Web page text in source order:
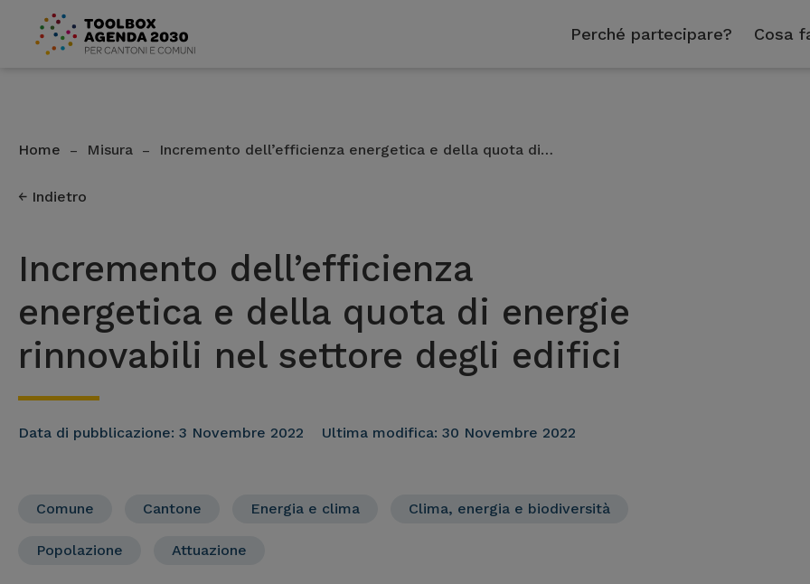
Perché partecipare? Cosa
Home – Misura – Incremento dell’efficienza energetica e della quota di…
Indietro
Incremento dell’efficienza
energetica e della quota di energie
rinnovabili nel settore degli edifici
Data di pubblicazione: 3 Novembre 2022 Ultima modifica: 30 Novembre 2022
Comune Cantone Energia e clima Clima, energia e biodiversità
Popolazione Attuazione